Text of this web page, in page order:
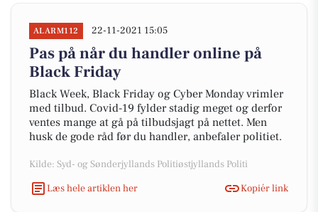
ALARM112 22-11-2021 15:05
Pas på når du handler online på
Black Friday
Black Week, Black Friday og Cyber Monday vrimler
med tilbud. Covid-19 fylder stadig meget og derfor
ventes mange at gå på tilbudsjagt på nettet. Men
husk de gode råd før du handler, anbefaler politiet.
Kilde: Syd- og Sønderjyllands Politiøstjyllands Politi
Læs hele artiklen her
Kopiér link